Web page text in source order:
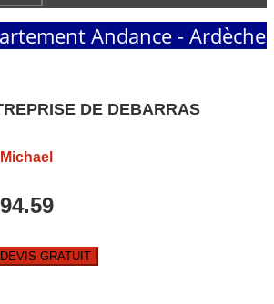
Andance - Ardèche
DE DEBARRAS
GRATUIT